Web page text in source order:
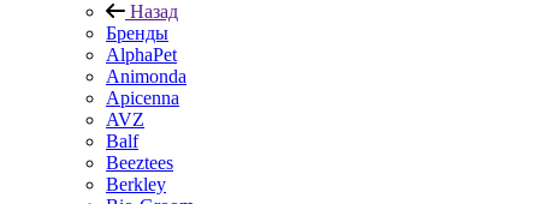
Назад
Бренды
AlphaPet
Animonda
Apicenna
AVZ
Balf
Beeztees
Berkley